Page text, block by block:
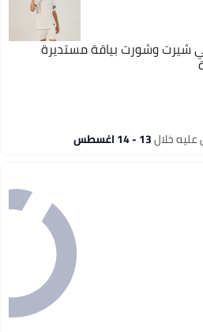
شيرت وشورت بياقة مستديرة
خلال13 - 14 اغسطس